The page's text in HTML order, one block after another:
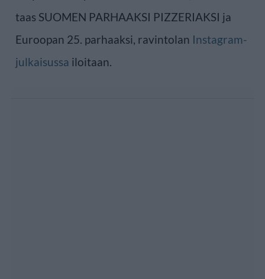
taas SUOMEN PARHAAKSI PIZZERIAKSI ja
Euroopan 25. parhaaksi, ravintolan Instagram-
julkaisussa iloitaan.